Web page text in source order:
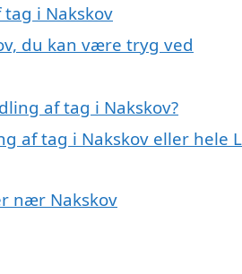
i Nakskov
du kan være tryg ved
af tag i Nakskov?
af tag i Nakskov eller hele
nær Nakskov